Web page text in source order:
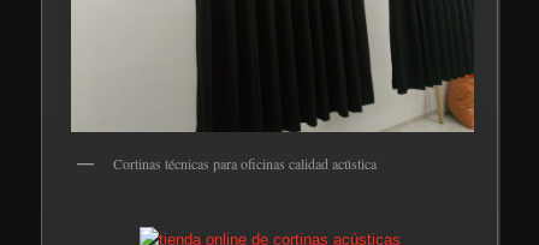
Cortinas técnicas para oficinas calidad acústica